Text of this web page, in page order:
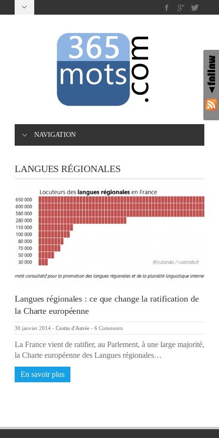
NAVIGATION
LANGUES RÉGIONALES
Langues régionales : ce que change la ratification de
la Charte européenne
30 janvier 2014 - Custin d'Astrée - 6 Comments
La France vient de ratifier, au Parlement, à une large majorité,
la Charte européenne des Langues régionales…
En savoir plus